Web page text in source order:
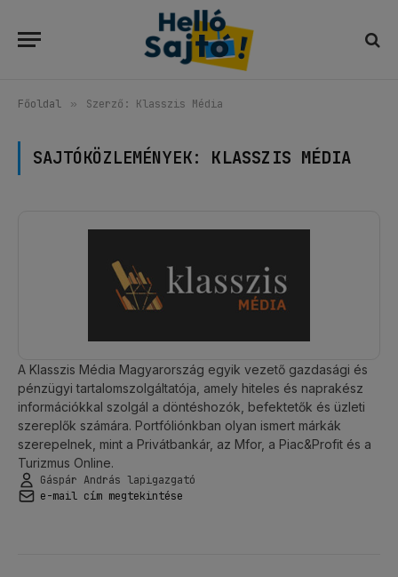
Főoldal » Szerző: Klasszis Média
SAJTÓKÖZLEMÉNYEK: KLASSZIS MÉDIA
A Klasszis Média Magyarország egyik vezető gazdasági és
pénzügyi tartalomszolgáltatója, amely hiteles és naprakész
információkkal szolgál a döntéshozók, befektetők és üzleti
szereplők számára. Portfóliónkban olyan ismert márkák
szerepelnek, mint a Privátbankár, az Mfor, a Piac&Profit és a
Turizmus Online.
Gáspár András lapigazgató
e-mail cím megtekintése